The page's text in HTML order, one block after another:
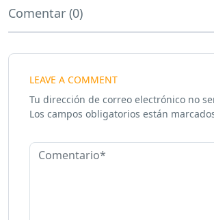
Comentar (0)
LEAVE A COMMENT
Tu dirección de correo electrónico no
Los campos obligatorios están